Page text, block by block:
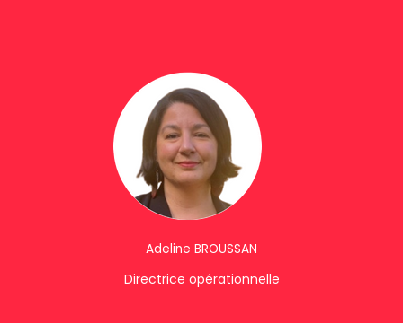
Adeline BROUSSAN
Directrice opérationnelle